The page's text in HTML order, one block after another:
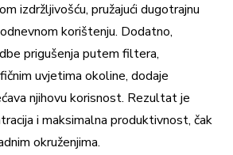
izdržljivošću, pružajući dugotrajnu
korištenju. Dodatno,
prigušenja putem filtera,
uvjetima okoline, dodaje
njihovu korisnost. Rezultat je
i maksimalna produktivnost, čak
okruženjima.